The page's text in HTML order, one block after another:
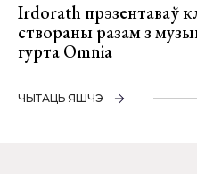
Irdorath прэзентаваў
створаны разам з
гурта Omnia
ЧЫТАЦЬ ЯШЧЭ